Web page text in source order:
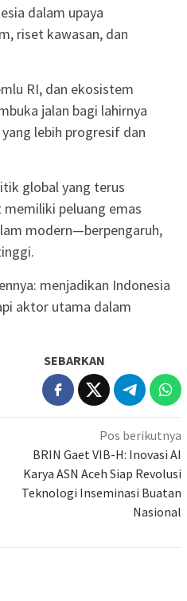
dalam upaya
riset kawasan, dan
RI, dan ekosistem
jalan bagi lahirnya
lebih progresif dan
global yang terus
peluang emas
modern—berpengaruh,
menjadikan Indonesia
aktor utama dalam
SEBARKAN
Pos berikutnya
BRIN Gaet VIB-H: Inovasi AI
Karya ASN Aceh Siap Revolusi
Teknologi Inseminasi Buatan
Nasional